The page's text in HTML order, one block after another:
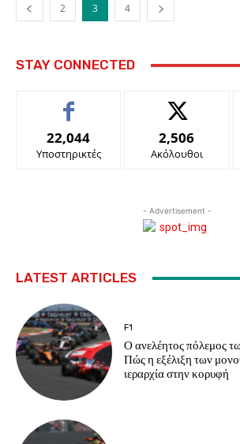
2 3 4
STAY CONNECTED
22,044
Υποστηρικτές
2,506
Ακόλουθοι
- Advertisement -
LATEST ARTICLES
F1
Ο ανελέητος πόλεμος
Πώς η εξέλιξη των
ιεραρχία στην κορυφή